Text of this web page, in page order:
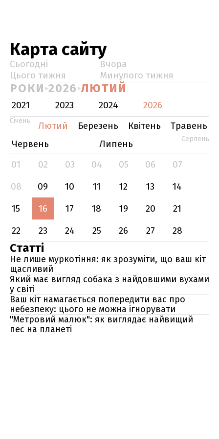
Карта сайту
Сьогодні
Вчора
Цього тижня
Минулого тижня
РОКИ 2026 ЛЮТИЙ
2021 2023 2024 2026
Січень Лютий Березень Квітень
Травень
Червень
Липень Серпень
01 02 03 04 05 06
07
08
09 10 11 12 13
14
15
16 17 18 19 20
21
22
23 24 25 26 27 28
Статті
Не лише муркотіння: як зрозуміти, що ваш кіт
щасливий
Який має вигляд собака з найдовшими вухами
у світі
Ваш кіт намагається попередити вас про
небезпеку: цього не можна ігнорувати
"Метровий малюк": як виглядає найвищий
пес на планеті